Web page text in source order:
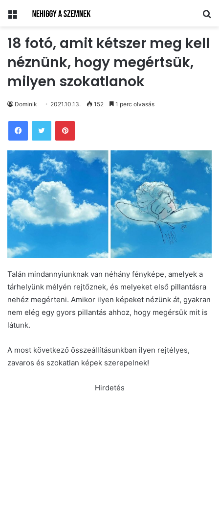
Menü
18 fotó, amit kétszer meg kell
néznünk, hogy megértsük,
milyen szokatlanok
Dominik 2021.10.13. 152 1 perc olvasás
Pinterest
Talán mindannyiunknak van néhány fényképe, amelyek a
tárhelyünk mélyén rejtőznek, és melyeket első pillantásra
nehéz megérteni. Amikor ilyen képeket nézünk át, gyakran
nem elég egy gyors pillantás ahhoz, hogy megérsük mit is
látunk.
A most következő összeállításunkban ilyen rejtélyes,
zavaros és szokatlan képek szerepelnek!
Hirdetés